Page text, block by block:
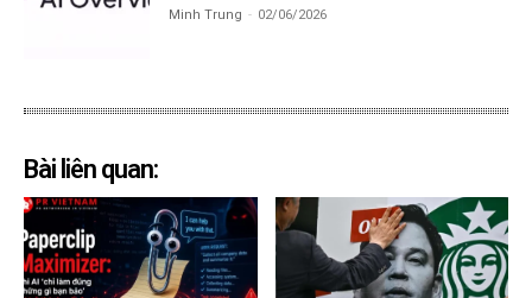
Minh Trung - 02/06/2026
Bài liên quan: